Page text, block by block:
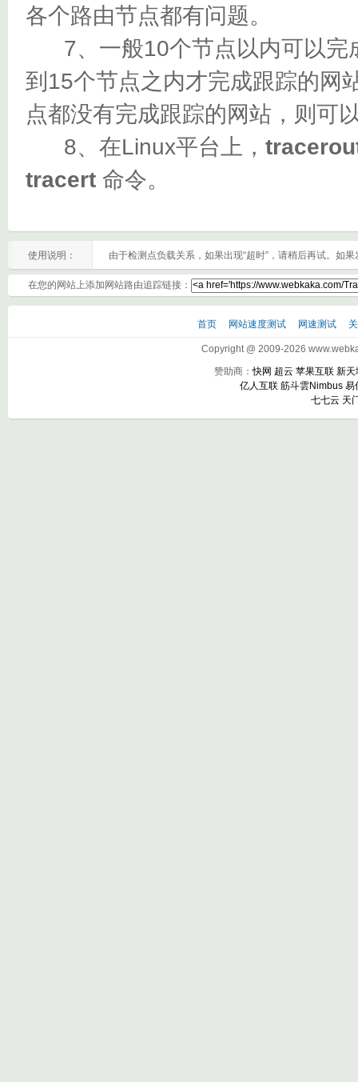
各个路由节点都有问题。
7、一般10个节点以内可以完
到15个节点之内才完成跟踪的网
点都没有完成跟踪的网站，则可
8、在Linux平台上，
tracert 命令。
使用说明： 由于检测点负载关系，如果出现“超时”，请稍后再试。如
在您的网站上添加网站路由追踪链接：
首页 网站速度测试 网速测试
Copyright @ 2009-2026
赞助商：快网 超云 苹果互联 新天
亿人互联 筋斗雲Nimbus 易
七七云 天